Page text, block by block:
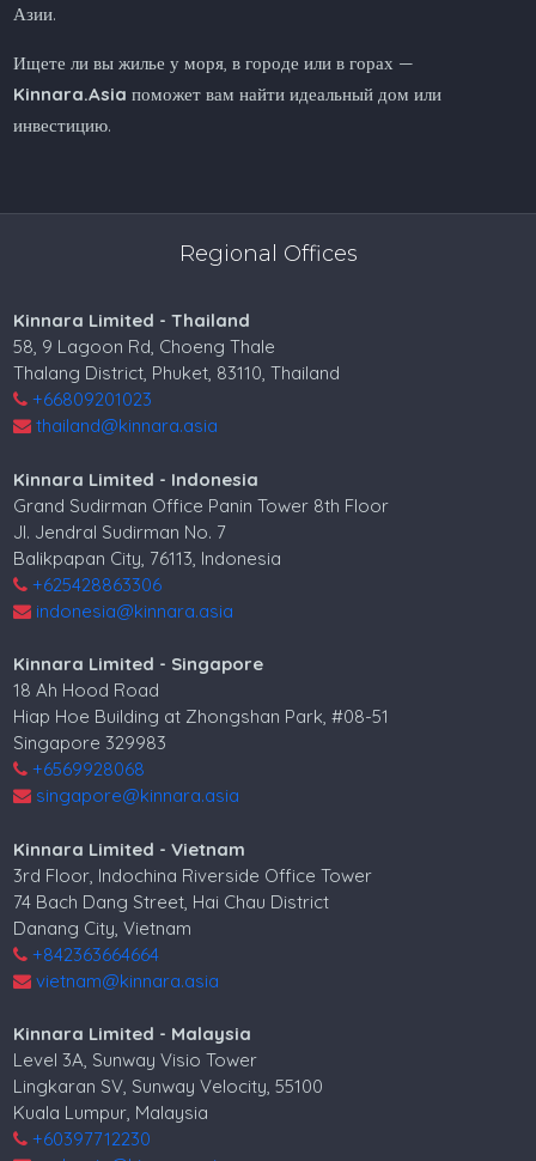
Азии.
Ищете ли вы жилье у моря, в городе или в горах —
Kinnara.Asia поможет вам найти идеальный дом или
инвестицию.
Regional Offices
Kinnara Limited - Thailand
58, 9 Lagoon Rd, Choeng Thale
Thalang District, Phuket, 83110, Thailand
+66809201023
thailand@kinnara.asia
Kinnara Limited - Indonesia
Grand Sudirman Office Panin Tower 8th Floor
Jl. Jendral Sudirman No. 7
Balikpapan City, 76113, Indonesia
+625428863306
indonesia@kinnara.asia
Kinnara Limited - Singapore
18 Ah Hood Road
Hiap Hoe Building at Zhongshan Park, #08-51
Singapore 329983
+6569928068
singapore@kinnara.asia
Kinnara Limited - Vietnam
3rd Floor, Indochina Riverside Office Tower
74 Bach Dang Street, Hai Chau District
Danang City, Vietnam
+842363664664
vietnam@kinnara.asia
Kinnara Limited - Malaysia
Level 3A, Sunway Visio Tower
Lingkaran SV, Sunway Velocity, 55100
Kuala Lumpur, Malaysia
+60397712230